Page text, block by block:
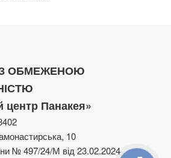
ОБМЕЖЕНОЮ
центр Панакея»
10
№ 497/24/М від 23.02.2024